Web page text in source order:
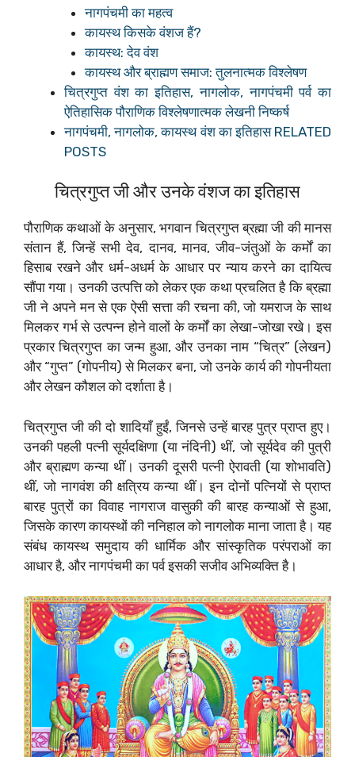
नागपंचमी का महत्व
कायस्थ किसके वंशज हैं?
कायस्थ: देव वंश
कायस्थ और ब्राह्मण समाज: तुलनात्मक विश्लेषण
चित्रगुप्त वंश का इतिहास, नागलोक, नागपंचमी पर्व का
ऐतिहासिक पौराणिक विश्लेषणात्मक लेखनी निष्कर्ष
नागपंचमी, नागलोक, कायस्थ वंश का इतिहास RELATED
POSTS
चित्रगुप्त जी और उनके वंशज का इतिहास
पौराणिक कथाओं के अनुसार, भगवान चित्रगुप्त ब्रह्मा जी की मानस
संतान हैं, जिन्हें सभी देव, दानव, मानव, जीव-जंतुओं के कर्मों का
हिसाब रखने और धर्म-अधर्म के आधार पर न्याय करने का दायित्व
सौंपा गया। उनकी उत्पत्ति को लेकर एक कथा प्रचलित है कि ब्रह्मा
जी ने अपने मन से एक ऐसी सत्ता की रचना की, जो यमराज के साथ
मिलकर गर्भ से उत्पन्न होने वालों के कर्मों का लेखा-जोखा रखे। इस
प्रकार चित्रगुप्त का जन्म हुआ, और उनका नाम “चित्र” (लेखन)
और “गुप्त” (गोपनीय) से मिलकर बना, जो उनके कार्य की गोपनीयता
और लेखन कौशल को दर्शाता है।
चित्रगुप्त जी की दो शादियाँ हुईं, जिनसे उन्हें बारह पुत्र प्राप्त हुए।
उनकी पहली पत्नी सूर्यदक्षिणा (या नंदिनी) थीं, जो सूर्यदेव की पुत्री
और ब्राह्मण कन्या थीं। उनकी दूसरी पत्नी ऐरावती (या शोभावति)
थीं, जो नागवंश की क्षत्रिय कन्या थीं। इन दोनों पत्नियों से प्राप्त
बारह पुत्रों का विवाह नागराज वासुकी की बारह कन्याओं से हुआ,
जिसके कारण कायस्थों की ननिहाल को नागलोक माना जाता है। यह
संबंध कायस्थ समुदाय की धार्मिक और सांस्कृतिक परंपराओं का
आधार है, और नागपंचमी का पर्व इसकी सजीव अभिव्यक्ति है।